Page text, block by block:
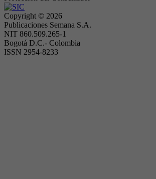
Copyright © 2026
Publicaciones Semana S.A.
NIT 860.509.265-1
Bogotá D.C.- Colombia
ISSN 2954-8233